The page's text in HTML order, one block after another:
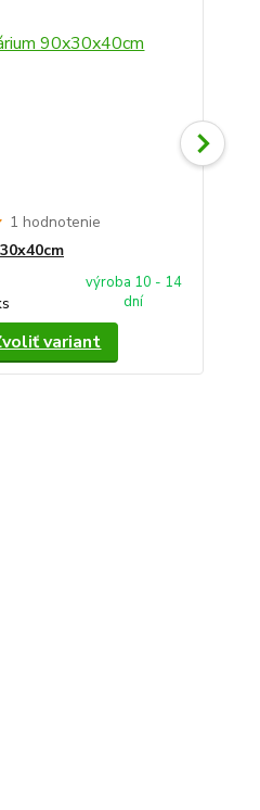
1 hodnotenie
výroba 10 - 14
dní
variant